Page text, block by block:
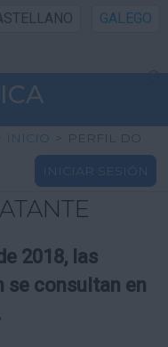
GALEGO
INICIO > PERFIL DO
INICIAR SESIÓN
2018, las
se consultan en